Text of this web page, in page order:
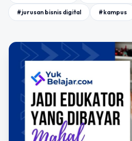
#jurusan bisnis digital #kampus